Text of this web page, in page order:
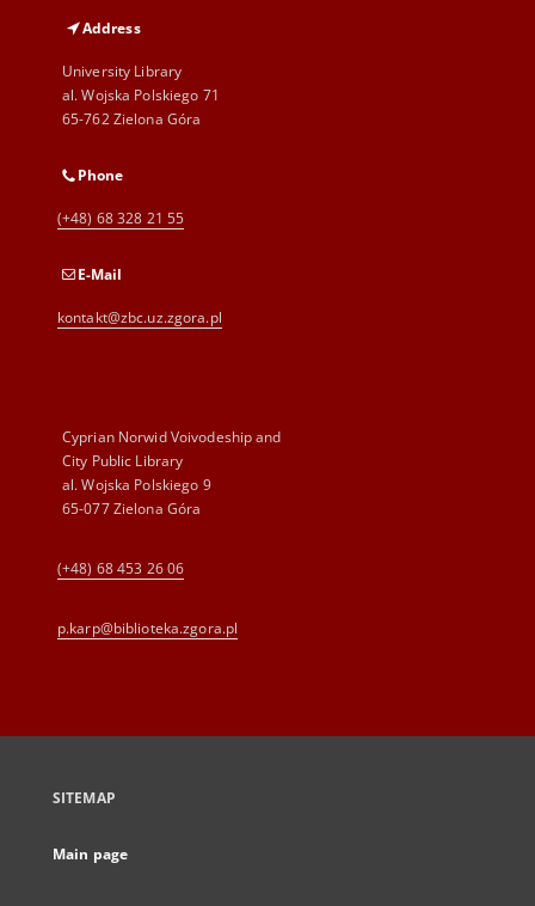
Address
University Library
al. Wojska Polskiego 71
65-762 Zielona Góra
Phone
(+48) 68 328 21 55
E-Mail
kontakt@zbc.uz.zgora.pl
Cyprian Norwid Voivodeship and
City Public Library
al. Wojska Polskiego 9
65-077 Zielona Góra
(+48) 68 453 26 06
p.karp@biblioteka.zgora.pl
SITEMAP
Main page